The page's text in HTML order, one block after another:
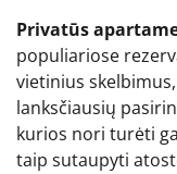
Privatūs
populiariose
vietinius
lanksčiausių
kurios nori turėti
taip sutaupyti